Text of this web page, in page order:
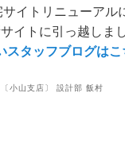
イトリニューアル
イトに引っ越しまし
スタッフブログは
〔小山支店〕 設計部 飯村